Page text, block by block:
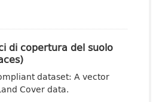
di copertura del suolo
dataset: A vector
Cover data.